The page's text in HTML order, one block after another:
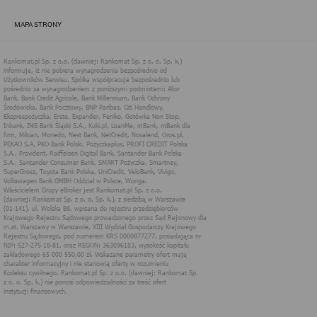
MAPA STRONY
dostosowanie usług, świadczonych w ramach serwisu do potrzeb
Więcej informacji na temat stosowania technologii cookies w
serwisie dostępne jest w Polityce Cookies.
Polityka Cookies serwisów
internetowych spółki Rankomat.pl Sp. z
o.o. (dawniej: Rankomat Sp. z o. o. Sp.
k.)
Rankomat.pl Sp. z o.o. (dawniej: Rankomat Sp. z o. o. Sp. k.), z
siedzibą w Warszawie (01-141), ul. Wolska 88, wpisana do rejestru
przedsiębiorców Krajowego Rejestru Sądowego prowadzonego
przez Sąd Rejonowy dla m.st. Warszawy w Warszawie, XIII
Wydział Gospodarczy Krajowego Rejestru Sądowego, pod
numerem KRS 0000877277, posiadająca nr NIP: 527-275-18-81,
oraz REGON: 363096183, zwana dalej "Rankomat" wykorzystuje
na swoich stronach internetowych technologię "cookies".
Zasady wykorzystania informacji dostarczonych przez
użytkownika w ramach technologii cookies w trakcie korzystania
ze stron internetowych i Rankomat określa niniejszy dokument.
Każdy użytkownik serwisów Rankomat proszony jest o